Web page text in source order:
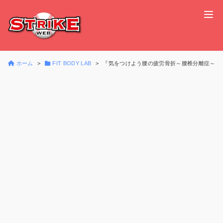
ホーム FIT BODY LAB 『気をつけよう腰の疲労骨折～腰椎分離症～』